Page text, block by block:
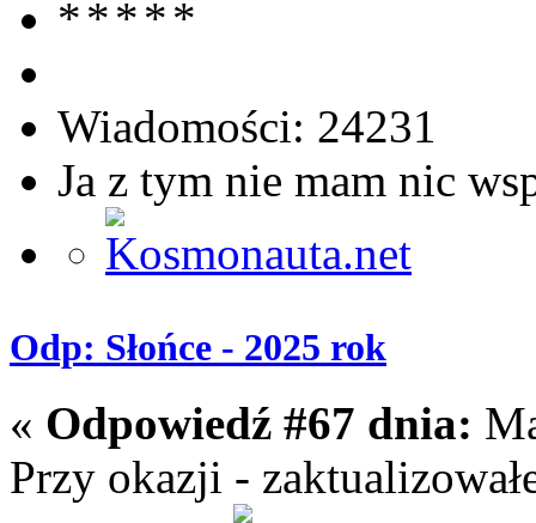
Wiadomości: 24231
Ja z tym nie mam nic
Odp: Słońce - 2025 rok
« Odpowiedź #67 dnia:
Przy okazji -